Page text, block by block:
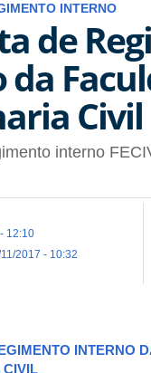
INTERNO
de
Civil
interno
12:10
2017 - 10:32
INTERNO
CIVIL